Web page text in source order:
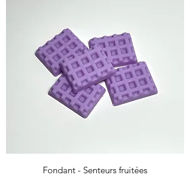
Fondant - Senteurs fruitées